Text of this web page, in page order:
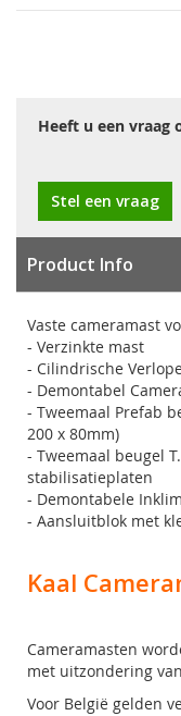
Heeft u een vraag
Stel een vraag
Product Info
Vaste cameramast
- Verzinkte mast
- Cilindrische
- Demontabel
- Tweemaal Prefab
200 x 80mm)
- Tweemaal beugel
stabilisatieplaten
- Demontabele
- Aansluitblok met
Kaal
Cameramasten
met uitzondering
Voor België gelden